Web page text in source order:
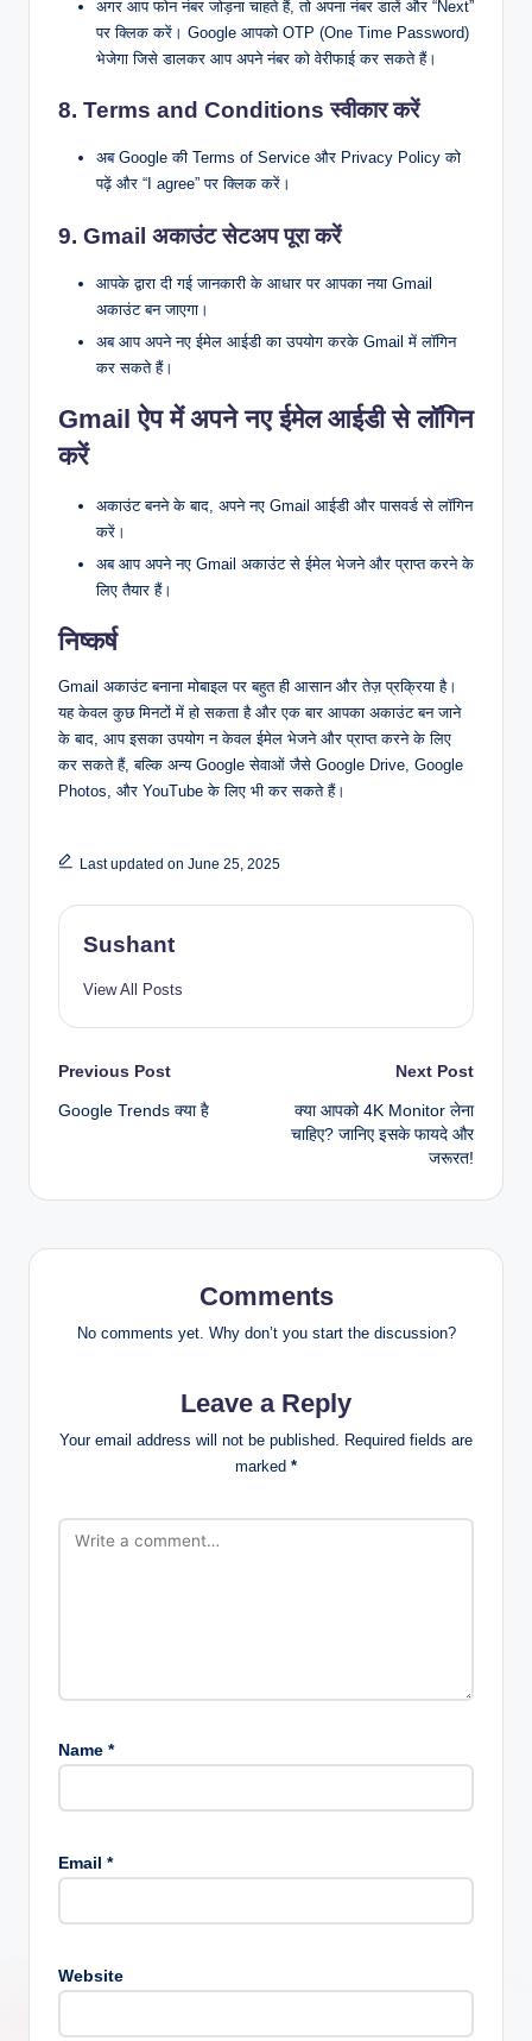
अगर आप फोन नंबर जोड़ना चाहते हैं, तो अपना नंबर डालें और “Next”
पर क्लिक करें। Google आपको OTP (One Time Password)
भेजेगा जिसे डालकर आप अपने नंबर को वेरीफाई कर सकते हैं।
8. Terms and Conditions स्वीकार करें
अब Google की Terms of Service और Privacy Policy को
पढ़ें और “I agree” पर क्लिक करें।
9. Gmail अकाउंट सेटअप पूरा करें
आपके द्वारा दी गई जानकारी के आधार पर आपका नया Gmail
अकाउंट बन जाएगा।
अब आप अपने नए ईमेल आईडी का उपयोग करके Gmail में लॉगिन
कर सकते हैं।
Gmail ऐप में अपने नए ईमेल आईडी से लॉगिन
करें
अकाउंट बनने के बाद, अपने नए Gmail आईडी और पासवर्ड से लॉगिन
करें।
अब आप अपने नए Gmail अकाउंट से ईमेल भेजने और प्राप्त करने के
लिए तैयार हैं।
निष्कर्ष
Gmail अकाउंट बनाना मोबाइल पर बहुत ही आसान और तेज़ प्रक्रिया है।
यह केवल कुछ मिनटों में हो सकता है और एक बार आपका अकाउंट बन जाने
के बाद, आप इसका उपयोग न केवल ईमेल भेजने और प्राप्त करने के लिए
कर सकते हैं, बल्कि अन्य Google सेवाओं जैसे Google Drive, Google
Photos, और YouTube के लिए भी कर सकते हैं।
Last updated on June 25, 2025
Sushant
View All Posts
Post
navigation
Previous Post
Google Trends क्या है
Next Post
क्या आपको 4K Monitor लेना
चाहिए? जानिए इसके फायदे और
जरूरत!
Comments
No comments yet. Why don’t you start the discussion?
Leave a Reply
Your email address will not be published.
Required fields are
marked *
Name *
Email *
Website